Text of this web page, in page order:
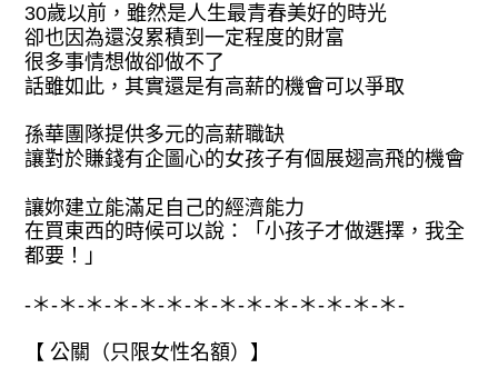
30歲以前，雖然是人生最青春美好的時光
卻也因為還沒累積到一定程度的財富
很多事情想做卻做不了
話雖如此，其實還是有高薪的機會可以爭取
孫華團隊提供多元的高薪職缺
讓對於賺錢有企圖心的女孩子有個展翅高飛的機會
讓妳建立能滿足自己的經濟能力
在買東西的時候可以說：「小孩子才做選擇，我全
都要！」
-＊-＊-＊-＊-＊-＊-＊-＊-＊-＊-＊-＊-＊-＊-
【 公關（只限女性名額）】